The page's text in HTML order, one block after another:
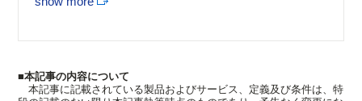
■本記事の内容について
本記事に記載されている製品およびサービス、定義及び条件は、特